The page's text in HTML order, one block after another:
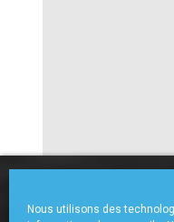
Nous utilisons des
ACCUEIL